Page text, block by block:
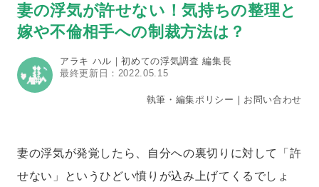
妻の浮気が許せない！気持ちの整理と
嫁や不倫相手への制裁方法は？
アラキ ハル｜初めての浮気調査 編集長
最終更新日：2022.05.15
執筆・編集ポリシー ｜ お問い合わせ
妻の浮気が発覚したら、自分への裏切りに対して「許
せない」というひどい憤りが込み上げてくるでしょ